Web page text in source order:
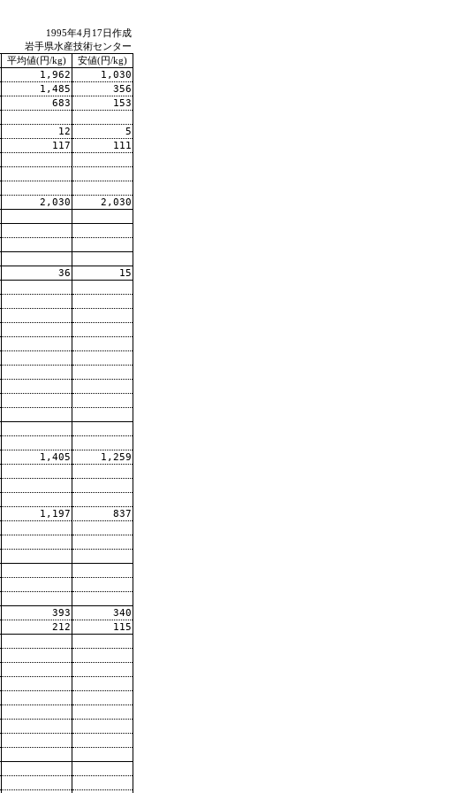
1995年4月17日作成
岩手県水産技術センター
平均値(円/kg)
安値(円/kg)
1,962
1,030
1,485
356
683
153
12
5
117
111
2,030 2,030
36 15
1,405
1,259
1,197
837
393
340
212 115